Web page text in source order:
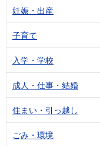
妊娠・出産
子育て
入学・学校
成人・仕事・結婚
住まい・引っ越し
ごみ・環境